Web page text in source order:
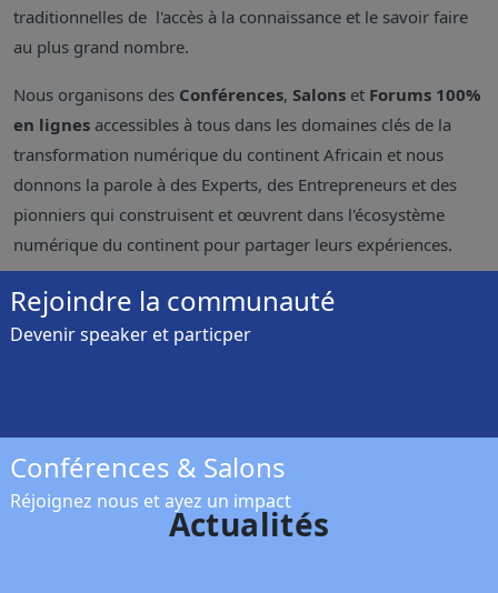
traditionnelles de l'accès à la connaissance et le savoir faire
au plus grand nombre.
Nous organisons des Conférences, Salons et Forums 100%
en lignes accessibles à tous dans les domaines clés de la
transformation numérique du continent Africain et nous
donnons la parole à des Experts, des Entrepreneurs et des
pionniers qui construisent et œuvrent dans l'écosystème
numérique du continent pour partager leurs expériences.
Rejoindre la communauté
Devenir speaker et particper
Conférences & Salons
Réjoignez nous et ayez un impact
Actualités